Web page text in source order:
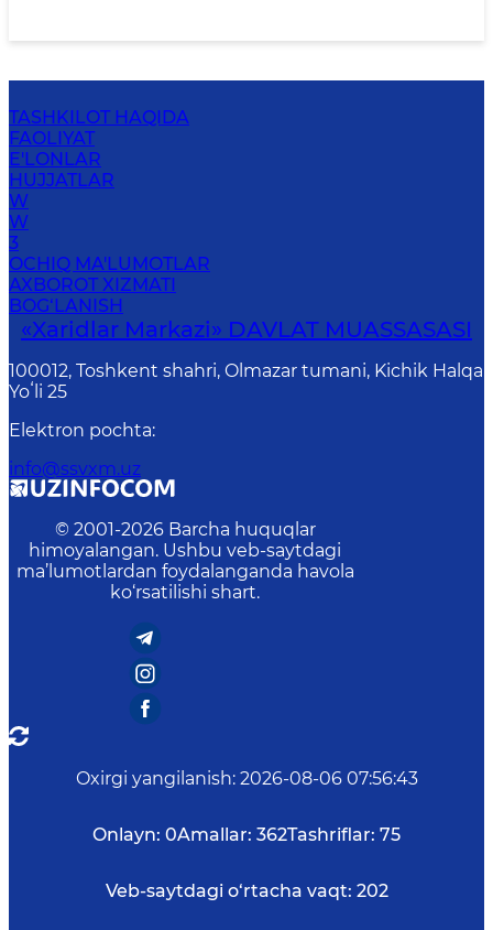
TASHKILOT HAQIDA
FAOLIYAT
E'LONLAR
HUJJATLAR
W
W
3
OCHIQ MA'LUMOTLAR
AXBOROT XIZMATI
BOG‘LANISH
«Xaridlar Markazi» DAVLAT MUASSASASI
100012, Toshkent shahri, Olmazar tumani, Kichik Halqa
Yoʻli 25
Elektron pochta:
info@ssvxm.uz
© 2001-2026 Barcha huquqlar
himoyalangan. Ushbu veb-saytdagi
ma’lumotlardan foydalanganda havola
ko‘rsatilishi shart.
Oxirgi yangilanish: 2026-08-06 07:56:43
Onlayn: 0Amallar: 362Tashriflar: 75
Veb-saytdagi o‘rtacha vaqt: 202